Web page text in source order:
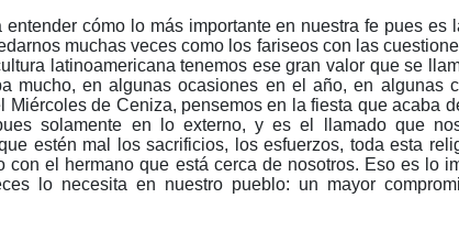
cómo lo más importante en nuestra fe pues es
muchas veces como los fariseos con las
latinoamericana tenemos ese gran valor que se
mucho, en algunas ocasiones en el año, en algunas
Miércoles de Ceniza, pensemos en la fiesta que acaba
solamente en lo externo, y es el llamado que
estén mal los sacrificios, los esfuerzos, toda esta
el hermano que está cerca de nosotros. Eso es lo
lo necesita en nuestro pueblo: un mayor